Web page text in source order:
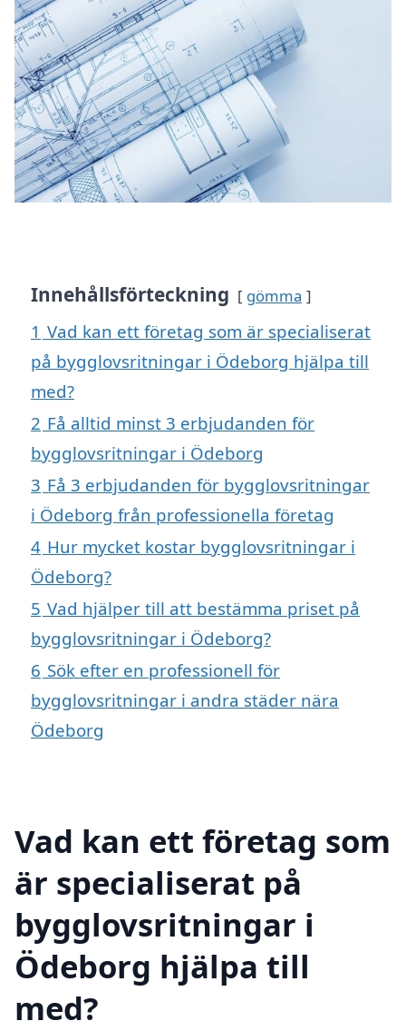
Innehållsförteckning gömma
1 Vad kan ett företag som är specialiserat
på bygglovsritningar i Ödeborg hjälpa till
med?
2 Få alltid minst 3 erbjudanden för
bygglovsritningar i Ödeborg
3 Få 3 erbjudanden för bygglovsritningar
i Ödeborg från professionella företag
4 Hur mycket kostar bygglovsritningar i
Ödeborg?
5 Vad hjälper till att bestämma priset på
bygglovsritningar i Ödeborg?
6 Sök efter en professionell för
bygglovsritningar i andra städer nära
Ödeborg
Vad kan ett företag som
är specialiserat på
bygglovsritningar i
Ödeborg hjälpa till
med?